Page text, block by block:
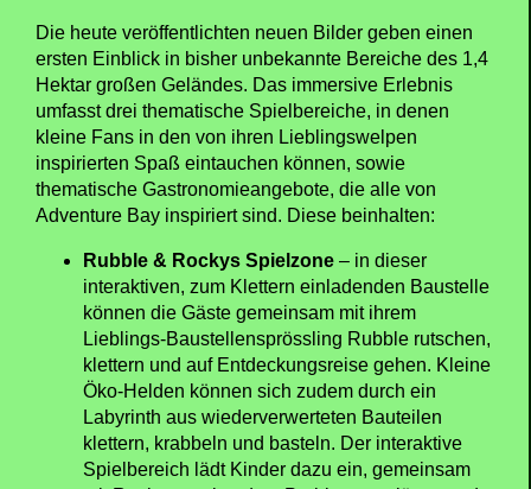
Die heute veröffentlichten neuen Bilder geben einen
ersten Einblick in bisher unbekannte Bereiche des 1,4
Hektar großen Geländes. Das immersive Erlebnis
umfasst drei thematische Spielbereiche, in denen
kleine Fans in den von ihren Lieblingswelpen
inspirierten Spaß eintauchen können, sowie
thematische Gastronomieangebote, die alle von
Adventure Bay inspiriert sind. Diese beinhalten:
Rubble & Rockys Spielzone – in dieser
interaktiven, zum Klettern einladenden Baustelle
können die Gäste gemeinsam mit ihrem
Lieblings-Baustellensprössling Rubble rutschen,
klettern und auf Entdeckungsreise gehen. Kleine
Öko-Helden können sich zudem durch ein
Labyrinth aus wiederverwerteten Bauteilen
klettern, krabbeln und basteln. Der interaktive
Spielbereich lädt Kinder dazu ein, gemeinsam